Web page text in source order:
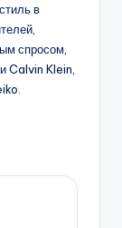
в
спросом,
Calvin Klein,